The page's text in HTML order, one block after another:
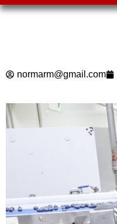
normarm@gmail.com